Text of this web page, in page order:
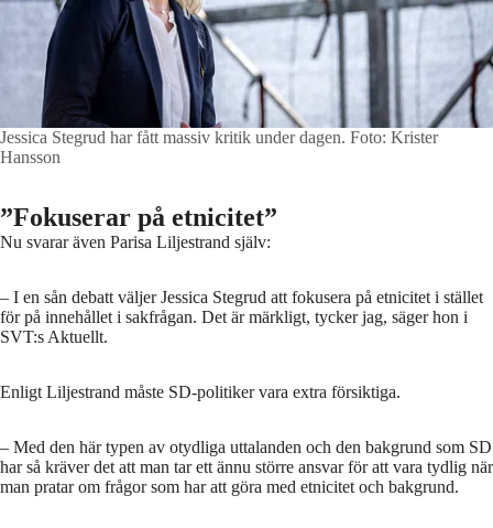
Jessica Stegrud har fått massiv kritik under dagen. Foto: Krister
Hansson
”Fokuserar på etnicitet”
Nu svarar även Parisa Liljestrand själv:
– I en sån debatt väljer Jessica Stegrud att fokusera på etnicitet i stället
för på innehållet i sakfrågan. Det är märkligt, tycker jag, säger hon i
SVT:s Aktuellt.
Enligt Liljestrand måste SD-politiker vara extra försiktiga.
– Med den här typen av otydliga uttalanden och den bakgrund som SD
har så kräver det att man tar ett ännu större ansvar för att vara tydlig när
man pratar om frågor som har att göra med etnicitet och bakgrund.